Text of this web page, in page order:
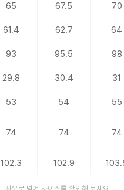
65 67.5 70
61.4 62.7 64
93 95.5 98
29.8 30.4 31
53 54 55
74 74 74
102.3 102.9